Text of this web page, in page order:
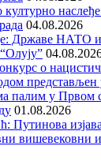
04.08.2026
Државе НАТО
о
представљен
палим у Првом
01.08.2026
Путинова
вишевековни